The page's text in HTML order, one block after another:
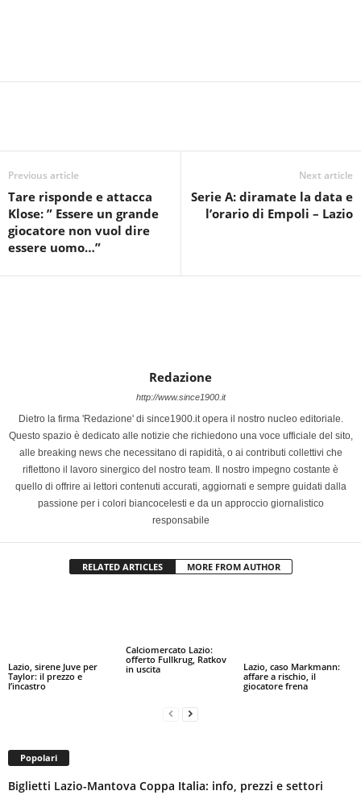
Previous article
Tare risponde e attacca
Klose: ” Essere un grande
giocatore non vuol dire
essere uomo…”
Next article
Serie A: diramate la data e
l’orario di Empoli – Lazio
Redazione
http://www.since1900.it
Dietro la firma 'Redazione' di since1900.it opera il nostro nucleo editoriale.
Questo spazio è dedicato alle notizie che richiedono una voce ufficiale del sito,
alle breaking news che necessitano di rapidità, o ai contributi collettivi che
riflettono il lavoro sinergico del nostro team. Il nostro impegno costante è
quello di offrire ai lettori contenuti accurati, aggiornati e sempre guidati dalla
passione per i colori biancocelesti e da un approccio giornalistico
responsabile
RELATED ARTICLES MORE FROM AUTHOR
Lazio, sirene Juve per
Taylor: il prezzo e
l’incastro
Calciomercato Lazio:
offerto Fullkrug, Ratkov
in uscita
Lazio, caso Markmann:
affare a rischio, il
giocatore frena
Popolari
Biglietti Lazio-Mantova Coppa Italia: info, prezzi e settori